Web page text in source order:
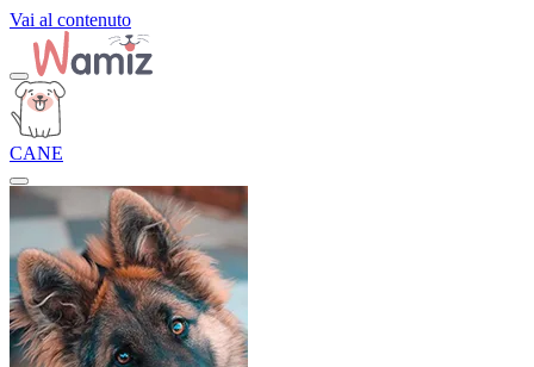
Vai al contenuto
CANE